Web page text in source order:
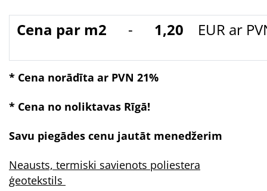
Cena par m2 - 1,20 EUR ar
* Cena norādīta ar PVN 21%
* Cena no noliktavas Rīgā!
Savu piegādes cenu jautāt menedžerim
Neausts, termiski savienots poliestera
ģeotekstils